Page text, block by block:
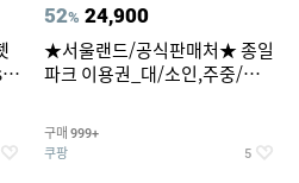
52% 24,900
★서울랜드/공식판매처★ 종일
파크 이용권_대/소인,주중/주
구매 999+
쿠팡 5